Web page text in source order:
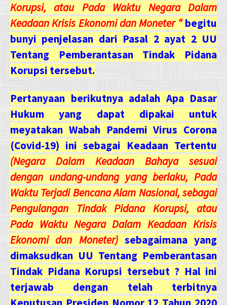
Korupsi, atau Pada Waktu Negara Dalam
Keadaan Krisis Ekonomi dan Moneter “begitu
bunyi penjelasan dari Pasal 2 ayat 2 UU
Tentang Pemberantasan Tindak Pidana
Korupsi tersebut.
Pertanyaan berikutnya adalah Apa Dasar
Hukum yang dapat dipakai untuk
meyatakan Wabah Pandemi Virus Corona
(Covid-19) ini sebagai Keadaan Tertentu
(Negara Dalam Keadaan Bahaya sesuai
dengan undang-undang yang berlaku, Pada
Waktu Terjadi Bencana Alam Nasional, sebagai
Pengulangan Tindak Pidana Korupsi, atau
Pada Waktu Negara Dalam Keadaan Krisis
Ekonomi dan Moneter) sebagaimana yang
dimaksudkan UU Tentang Pemberantasan
Tindak Pidana Korupsi tersebut ? Hal ini
terjawab dengan telah terbitnya